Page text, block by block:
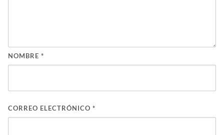
NOMBRE *
CORREO ELECTRÓNICO *